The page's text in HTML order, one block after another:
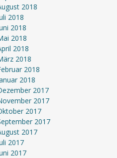
2018
2018
2018
2018
2018
2018
2018
2018
2017
2017
2017
2017
2017
2017
2017